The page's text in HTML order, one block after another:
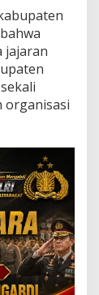
jajaran
organisasi